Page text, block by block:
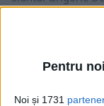
Pentru
Noi și 1731
orașul